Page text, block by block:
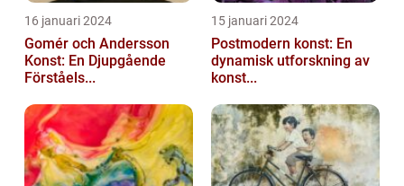
16 januari 2024
Gomér och Andersson
Konst: En Djupgående
Förståels...
15 januari 2024
Postmodern konst: En
dynamisk utforskning av
konst...